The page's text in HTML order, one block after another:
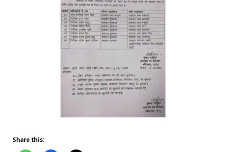
Share this: